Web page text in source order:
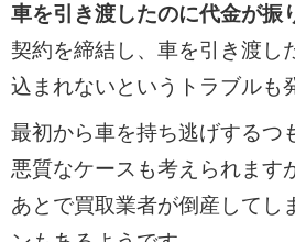
車を引き渡したのに代金が振
契約を締結し、車を引き渡し
込まれないというトラブルも
最初から車を持ち逃げするつ
悪質なケースも考えられます
あとで買取業者が倒産してし